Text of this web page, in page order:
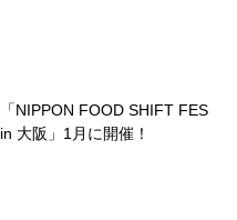
「NIPPON FOOD SHIFT FES
in 大阪」1月に開催！